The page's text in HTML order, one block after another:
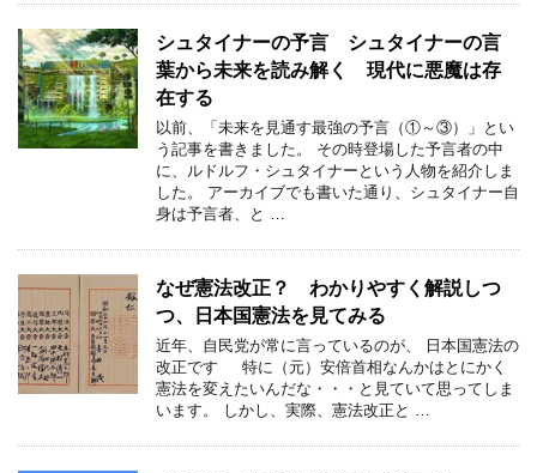
シュタイナーの予言 シュタイナーの言
葉から未来を読み解く 現代に悪魔は存
在する
以前、「未来を見通す最強の予言（①～③）」とい
う記事を書きました。 その時登場した予言者の中
に、ルドルフ・シュタイナーという人物を紹介しま
した。 アーカイブでも書いた通り、シュタイナー自
身は予言者、と …
なぜ憲法改正？ わかりやすく解説しつ
つ、日本国憲法を見てみる
近年、自民党が常に言っているのが、 日本国憲法の
改正です 特に（元）安倍首相なんかはとにかく
憲法を変えたいんだな・・・と見ていて思ってしま
います。 しかし、実際、憲法改正と …